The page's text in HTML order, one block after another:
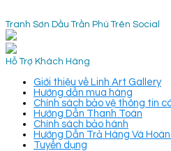
Tranh Sơn Dầu Trần Phú Trên Social
Hỗ Trợ Khách Hàng
Giới thiệu về Linh Art Gallery
Hướng dẫn mua hàng
Chính sách bảo vệ thông tin
Hướng Dẫn Thanh Toán
Chính sách bảo hành
Hướng Dẫn Trả Hàng Và
Tuyển dụng